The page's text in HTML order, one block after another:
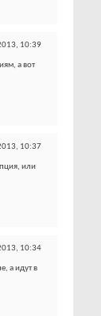
10:39
а вот
10:37
или
10:34
а идут в